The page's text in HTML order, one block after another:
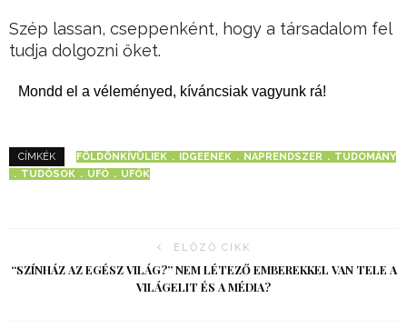
Szép lassan, cseppenként, hogy a társadalom fel
tudja dolgozni őket.
Mondd el a véleményed, kíváncsiak vagyunk rá!
CÍMKÉK FÖLDÖNKÍVÜLIEK IDGEENEK NAPRENDSZER
TUDOMÁNY
TUDÓSOK
UFÓ UFÓK
ELŐZŐ CIKK
“SZÍNHÁZ AZ EGÉSZ VILÁG?” NEM LÉTEZŐ EMBEREKKEL VAN TELE A
VILÁGELIT ÉS A MÉDIA?